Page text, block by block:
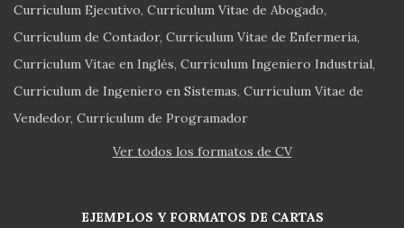
Currículum Ejecutivo Currículum Vitae de Abogado
Currículum de Contador Currículum Vitae de Enfermería
Currículum Vitae en Inglés Currículum Ingeniero Industrial
Currículum de Ingeniero en Sistemas Currículum Vitae de
Vendedor Currículum de Programador
Ver todos los formatos de CV
EJEMPLOS Y FORMATOS DE CARTAS